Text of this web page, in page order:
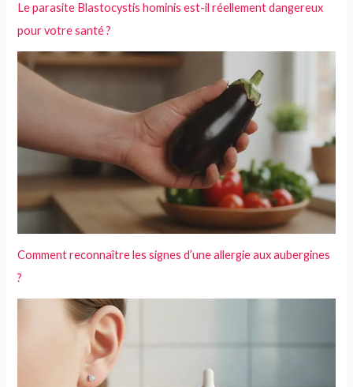
Le parasite Blastocystis hominis est-il réellement dangereux
pour votre santé ?
Comment reconnaître les signes d’une allergie aux aubergines
?